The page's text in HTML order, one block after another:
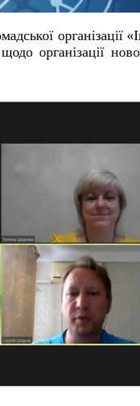
організації
організації